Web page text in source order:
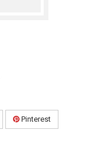
Pinterest